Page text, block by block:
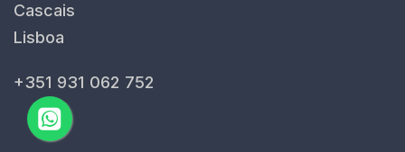
Cascais
Lisboa
+351 931 062 752